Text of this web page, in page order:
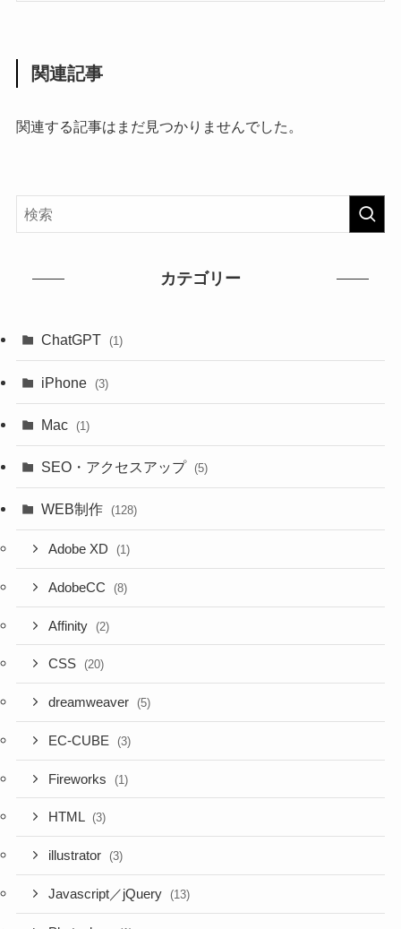
関連記事
関連する記事はまだ見つかりませんでした。
カテゴリー
ChatGPT (1)
iPhone (3)
Mac (1)
SEO・アクセスアップ (5)
WEB制作 (128)
Adobe XD (1)
AdobeCC (8)
Affinity (2)
CSS (20)
dreamweaver (5)
EC-CUBE (3)
Fireworks (1)
HTML (3)
illustrator (3)
Javascript／jQuery (13)